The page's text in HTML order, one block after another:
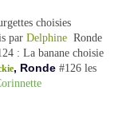
choisies
par Delphine Ronde
: La banane choisie
, Ronde #126 les